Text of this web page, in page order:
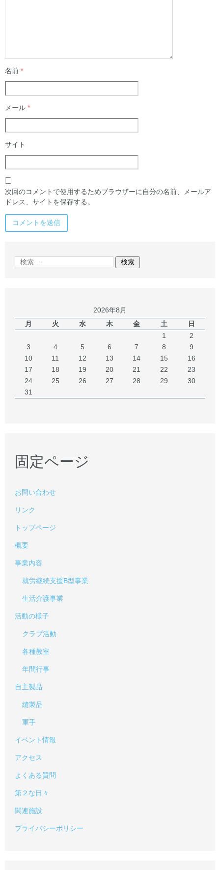
名前 *
メール *
サイト
次回のコメントで使用するためブラウザーに自分の名前、メールア
ドレス、サイトを保存する。
2026年8月
月
火 水 木 金 土
日
1
2
3
4 5 6 7 8
9
10
11 12 13 14 15
16
17
18 19 20 21 22
23
24
25 26 27 28 29
30
31
固定ページ
お問い合わせ
リンク
トップページ
概要
事業内容
就労継続支援B型事業
生活介護事業
活動の様子
クラブ活動
各種教室
年間行事
自主製品
縫製品
軍手
イベント情報
アクセス
よくある質問
第２な日々
関連施設
プライバシーポリシー